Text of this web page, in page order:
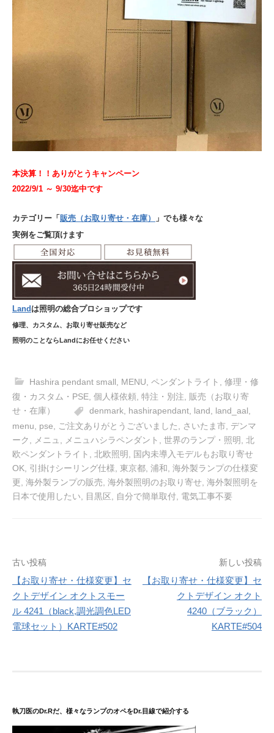
本決算！！ありがとうキャンペーン
2022/9/1 ～ 9/30迄中です
カテゴリー「 販売（お取り寄せ・在庫）
」でも様々な
実例をご覧頂けます
Landは照明の総合プロショップです
修理、カスタム、お取り寄せ販売など
照明のことならLandにお任せください
Hashira pendant small MENU ペンダントライト
修理・修
復・カスタム・PSE, 個人様依頼, 特注・別注, 販売（お取り寄
せ・在庫）
denmark, hashirapendant, land, land_aal,
menu
pse ご注文ありがとうございました さいたま市
デンマ
ーク
メニュ メニュハシラペンダント 世界のランプ・照明 北
欧ペンダントライト
北欧照明
国内未導入モデルもお取り寄せ
OK
引掛けシーリング仕様 東京都 浦和 海外製ランプの仕様変
更 海外製ランプの販売 海外製照明のお取り寄せ 海外製照明を
日本で使用したい
目黒区 自分で簡単取付 電気工事不要
投
稿
ナ
ビ
ン
古い投稿
【お取り寄せ・仕様変更】セ
クトデザイン オクトスモー
ル 4241（black,調光調色LED
電球セット）KARTE#502
新しい投稿
【お取り寄せ・仕様変更】セ
クトデザイン オクト
4240（ブラック）
KARTE#504
執刀医のDr.Rだ、様々なランプのオペをDr.目線で紹介する